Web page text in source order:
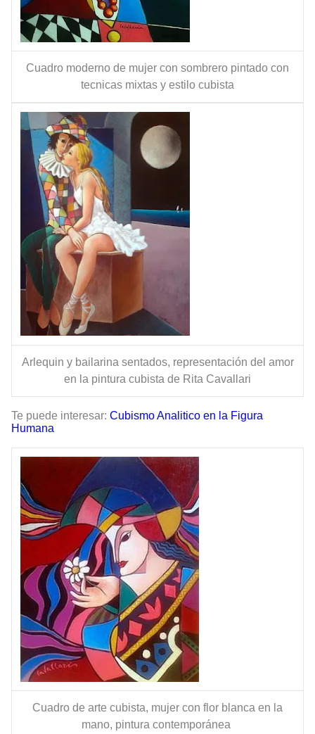
Cuadro moderno de mujer con sombrero pintado con
tecnicas mixtas y estilo cubista
Arlequin y bailarina sentados, representación del amor
en la pintura cubista de Rita Cavallari
Te puede interesar: Cubismo Analitico en la Figura
Humana
Cuadro de arte cubista, mujer con flor blanca en la
mano, pintura contemporánea